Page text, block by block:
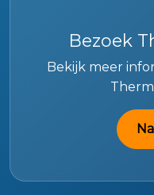
Bezoek
Bekijk meer